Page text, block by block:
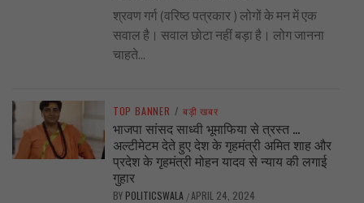
श्रवण गर्ग (वरिष्ठ पत्रकार ) लोगों के मन में एक
सवाल है। सवाल छोटा नहीं बड़ा है। लोग जानना
चाहते...
TOP BANNER / बड़ी खबर
भाजपा सांसद साध्वी भूमाफिया से त्रस्त …
अल्टीमेटम देते हुए देश के गृहमंत्री अमित शाह और
प्रदेश के गृहमंत्री मोहन यादव से न्याय की लगाई
गुहार
BY POLITICSWALA /APRIL 24, 2024